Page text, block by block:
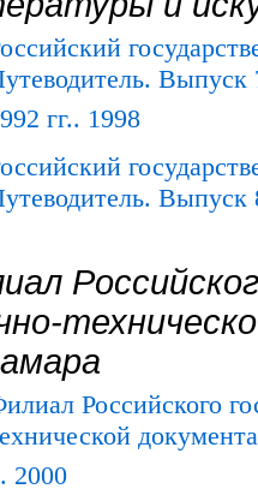
гг.. 1998
Выпуск
Российского
2000